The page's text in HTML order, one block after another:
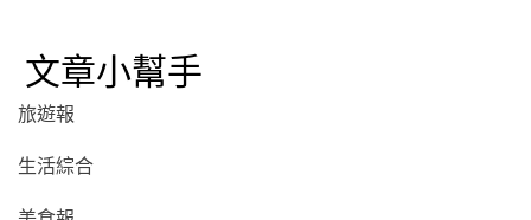
文章小幫手
旅遊報
生活綜合